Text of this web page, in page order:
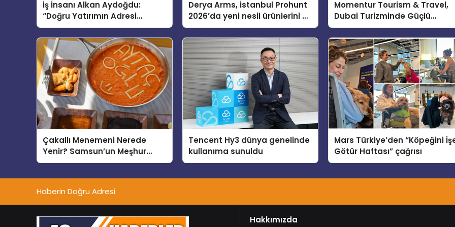
İş İnsanı Alkan Aydoğdu:
“Doğru Yatırımın Adresi
Bodrum”
Derya Arms, İstanbul Prohunt
2026’da yeni nesil ürünlerini ve
global marka vizyonunu
sergiledi
Momentur Tourism & Travel,
Dubai Turizminde Güçlü
Operasyon Ağıyla Fark
Yaratıyor
Çakallı Menemeni Nerede
Yenir? Samsun’un Meşhur
Lezzet Durakları
Tencent Hy3 dünya genelinde
kullanıma sunuldu
Mars Türkiye’den “Köpeğini
Götür Haftası” çağrısı
Haberin Doğru Adresi
Hakkımızda